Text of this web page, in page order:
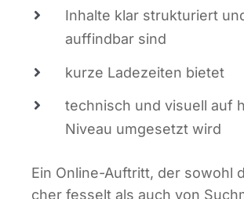
Inhal­te klar struk­tu­riert
auf­find­bar sind
kur­ze Lade­zei­ten bietet
tech­nisch und visu­ell auf
Niveau umge­setzt wird
Ein Online-Auf­tritt, der sowohl
cher fes­selt als auch von